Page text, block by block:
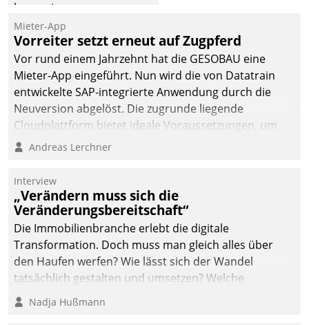
kooperieren –
Immobilienunternehmen
profitieren: Die nahtlose
Integration der Lösungen
von AktivBo und
Datatrain ermöglicht
automatisiert ausgelöste,
zielgerichtete
Mieterbefragungen – eine
starke Grundlage für
intelligente,
datengestützte
Entscheidungen.
Mieter-App
Vorreiter setzt erneut auf Zugpferd
Vor rund einem Jahrzehnt hat die GESOBAU eine
Mieter-App eingeführt. Nun wird die von Datatrain
entwickelte SAP-integrierte Anwendung durch die
Neuversion abgelöst. Die zugrunde liegende
Cloudplattform bietet ideale Voraussetzungen, um
die Funktionalität der App zu erweitern und weitere
integrieren.
Andreas Lerchner
Interview
„Verändern muss sich die
Veränderungsbereitschaft“
Die Immobilienbranche erlebt die digitale
Transformation. Doch muss man gleich alles über
den Haufen werfen? Wie lässt sich der Wandel
tatsächlich gestalten und umsetzen? Welche
Argumente zählen wirklich?
Nadja Hußmann